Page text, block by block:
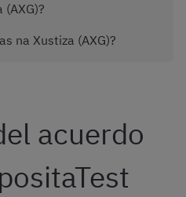
na Xustiza (AXG)?
acuerdo